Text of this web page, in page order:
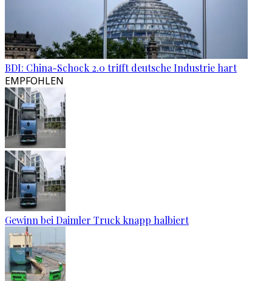
BDI: China-Schock 2.0 trifft deutsche Industrie hart
EMPFOHLEN
Gewinn bei Daimler Truck knapp halbiert